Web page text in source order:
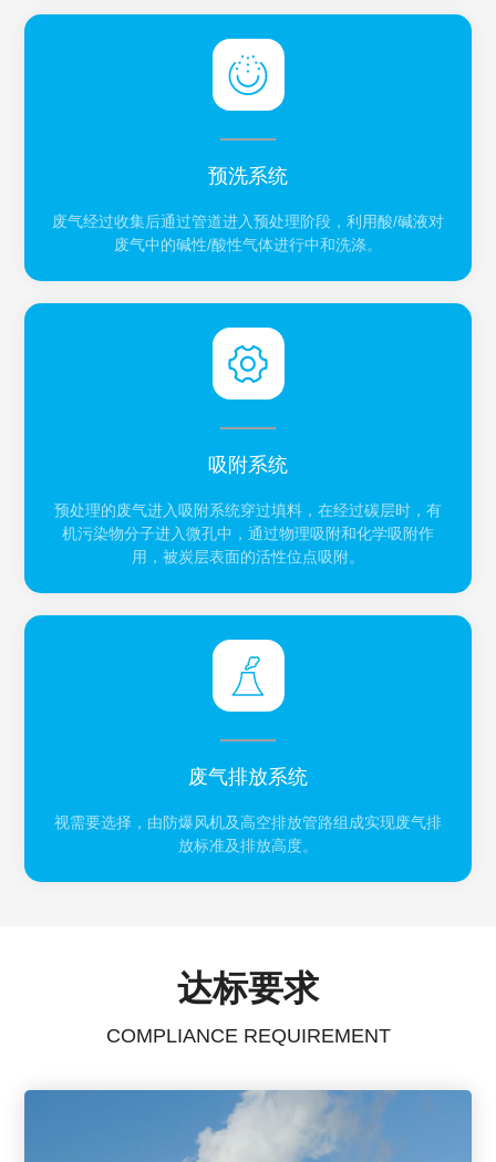
预洗系统
废气经过收集后通过管道进入预处理阶段，利用酸/碱液对
废气中的碱性/酸性气体进行中和洗涤。
吸附系统
预处理的废气进入吸附系统穿过填料，在经过碳层时，有
机污染物分子进入微孔中，通过物理吸附和化学吸附作
用，被炭层表面的活性位点吸附。
废气排放系统
视需要选择，由防爆风机及高空排放管路组成实现废气排
放标准及排放高度。
达标要求
COMPLIANCE REQUIREMENT